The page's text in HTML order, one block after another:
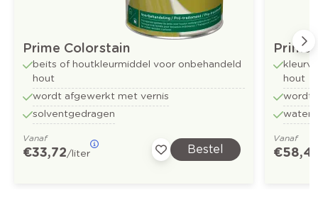
Prime Colorstain
beits of houtkleurmiddel voor onbehandeld
hout
wordt afgewerkt met vernis
solventgedragen
Vanaf
€ 33,72/liter Bestel
Prime
hout
wordt
Vanaf
€